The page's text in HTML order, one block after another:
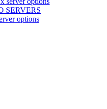
SERVERS
options